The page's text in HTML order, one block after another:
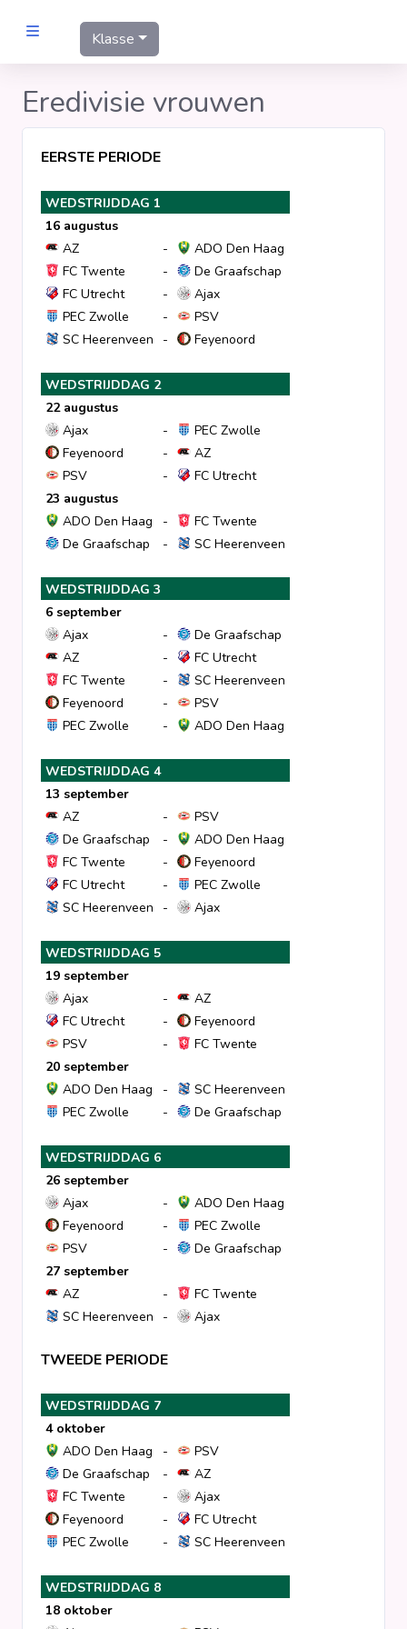
Clubs
Voetbalpiramide
VROUWEN
Clubs
Wedstrijden
Statistieken
Voetbalpiramide
Overige links
Klasse
Eredivisie vrouwen
EERSTE PERIODE
WEDSTRIJDDAG 1
16 augustus
AZ
-
ADO Den Haag
FC Twente
-
De Graafschap
FC Utrecht
-
Ajax
PEC Zwolle
-
PSV
SC Heerenveen
- Feyenoord
WEDSTRIJDDAG 2
22 augustus
Ajax
-
PEC Zwolle
Feyenoord
-
AZ
PSV
-
FC Utrecht
23 augustus
ADO Den Haag
-
FC Twente
De Graafschap
- SC Heerenveen
WEDSTRIJDDAG 3
6 september
Ajax
-
De Graafschap
AZ
-
FC Utrecht
FC Twente
-
SC Heerenveen
Feyenoord
-
PSV
PEC Zwolle
- ADO Den Haag
WEDSTRIJDDAG 4
13 september
AZ
-
PSV
De Graafschap
-
ADO Den Haag
FC Twente
-
Feyenoord
FC Utrecht
-
PEC Zwolle
SC Heerenveen
- Ajax
WEDSTRIJDDAG 5
19 september
Ajax
-
AZ
FC Utrecht
-
Feyenoord
PSV
-
FC Twente
20 september
ADO Den Haag
-
SC Heerenveen
PEC Zwolle
- De Graafschap
WEDSTRIJDDAG 6
26 september
Ajax
-
ADO Den Haag
Feyenoord
-
PEC Zwolle
PSV
-
De Graafschap
27 september
AZ
-
FC Twente
SC Heerenveen
- Ajax
TWEEDE PERIODE
WEDSTRIJDDAG 7
4 oktober
ADO Den Haag
-
PSV
De Graafschap
-
AZ
FC Twente
-
Ajax
Feyenoord
-
FC Utrecht
PEC Zwolle
- SC Heerenveen
WEDSTRIJDDAG 8
18 oktober